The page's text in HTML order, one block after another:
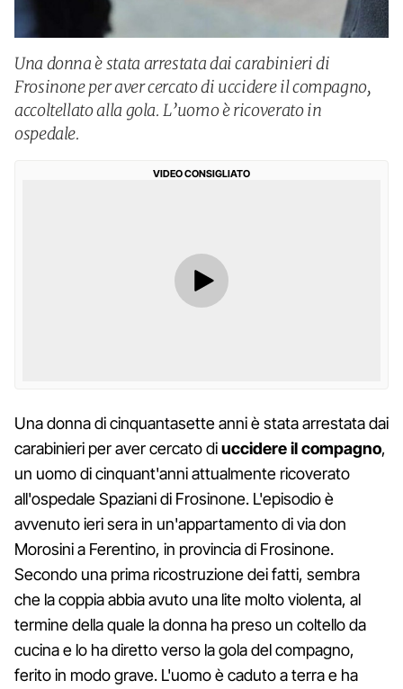
Una donna è stata arrestata dai carabinieri di
Frosinone per aver cercato di uccidere il compagno,
accoltellato alla gola. L’uomo è ricoverato in
ospedale.
VIDEO CONSIGLIATO
Una donna di cinquantasette anni è stata arrestata dai
carabinieri per aver cercato diuccidere il compagno,
un uomo di cinquant'anni attualmente ricoverato
all'ospedale Spaziani di Frosinone. L'episodio è
avvenuto ieri sera in un'appartamento di via don
Morosini a Ferentino, in provincia di Frosinone.
Secondo una prima ricostruzione dei fatti, sembra
che la coppia abbia avuto una lite molto violenta, al
termine della quale la donna ha preso un coltello da
cucina e lo ha diretto verso la gola del compagno,
ferito in modo grave. L'uomo è caduto a terra e ha